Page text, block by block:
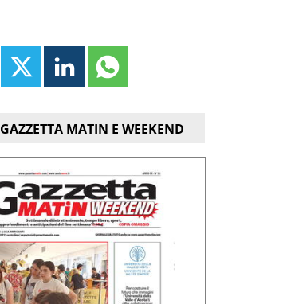
GAZZETTA MATIN E WEEKEND